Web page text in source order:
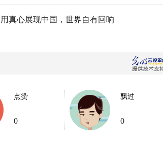
用真心展现中国，世界自有回响
点赞
0
飘过
0